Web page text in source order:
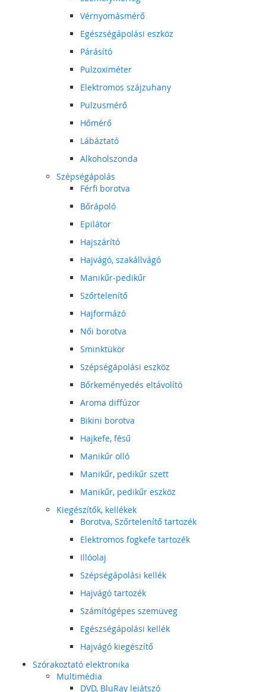
Vérnyomásmérő
Egészségápolási eszköz
Párásító
Pulzoximéter
Elektromos szájzuhany
Pulzusmérő
Hőmérő
Lábáztató
Alkoholszonda
Szépségápolás
Férfi borotva
Bőrápoló
Epilátor
Hajszárító
Hajvágó, szakállvágó
Manikűr-pedikűr
Szőrtelenítő
Hajformázó
Női borotva
Sminktükör
Szépségápolási eszköz
Bőrkeményedés eltávolító
Aroma diffúzor
Bikini borotva
Hajkefe, fésű
Manikűr olló
Manikűr, pedikűr szett
Manikűr, pedikűr eszköz
Kiegészítők, kellékek
Borotva, Szőrtelenítő tartozék
Elektromos fogkefe tartozék
Illóolaj
Szépségápolási kellék
Hajvágó tartozék
Számítógépes szemüveg
Egészségápolási kellék
Hajvágó kiegészítő
Szórakoztató elektronika
Multimédia
DVD, BluRay lejátszó